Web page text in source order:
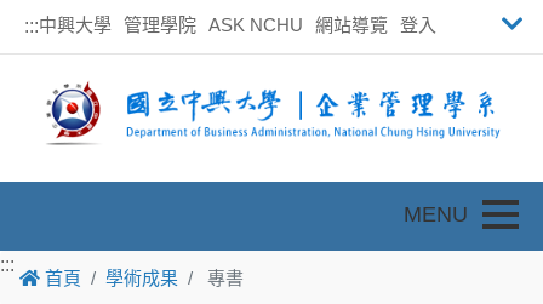
:::中興大學 管理學院 ASK NCHU 網站導覽 登入
:::
首頁 學術成果 專書